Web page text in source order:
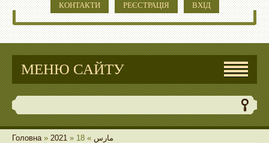
КОНТАКТИ РЕЄСТРАЦІЯ ВХІД
МЕНЮ САЙТУ
Головна» 2021 » مارس »
18